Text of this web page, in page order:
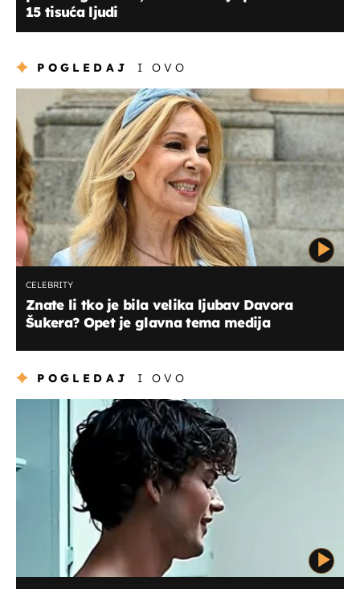
15 tisuća ljudi
POGLEDAJ I OVO
CELEBRITY
Znate li tko je bila velika ljubav Davora
Šukera? Opet je glavna tema medija
POGLEDAJ I OVO